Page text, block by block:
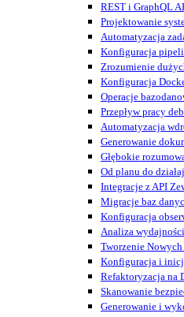
REST i GraphQL
Projektowanie
Automatyzacja
Konfiguracja
Zrozumienie
Konfiguracja
Operacje
Przepływ pracy
Automatyzacja
Generowanie
Głębokie
Od planu do
Integracje z API
Migracje baz
Konfiguracja
Analiza
Tworzenie
Konfiguracja i
Refaktoryzacja na
Skanowanie
Generowanie i